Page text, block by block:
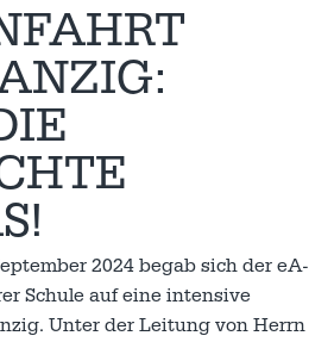
2024 begab sich der eA-
Schule auf eine intensive
Unter der Leitung von Herrn